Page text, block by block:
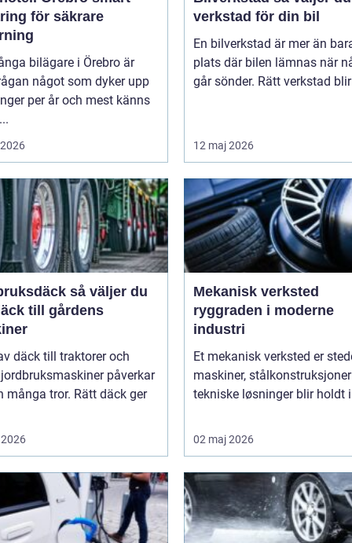
för säkrare
bilägare i Örebro är
något som dyker upp
per år och mest känns
verkstad för din bil
En bilverkstad är mer än
plats där bilen lämnas när
går sönder. Rätt verkstad
12 maj 2026
så väljer du
till gårdens
däck till traktorer och
påverkar
många tror. Rätt däck ger
Mekanisk verksted
ryggraden i moderne
industri
Et mekanisk verksted er
maskiner,
tekniske løsninger blir holdt
02 maj 2026